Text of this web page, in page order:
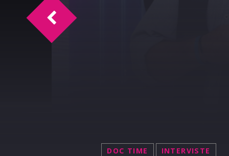
DOC TIME INTERVISTE
Doc Time intervista Vincenzo Bellia 1-6-